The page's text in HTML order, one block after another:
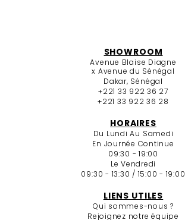
SHOWROOM
Avenue Blaise Diagne
x Avenue du Sénégal
Dakar, Sénégal
+221 33 922 36 27
+221 33 922 36 28
HORAIRES
Du Lundi Au Samedi
En Journée Continue
09:30 - 19:00
Le Vendredi
09:30 - 13:30 / 15:00 - 19:00
LIENS UTILES
Qui sommes-nous ?
Rejoignez notre équipe